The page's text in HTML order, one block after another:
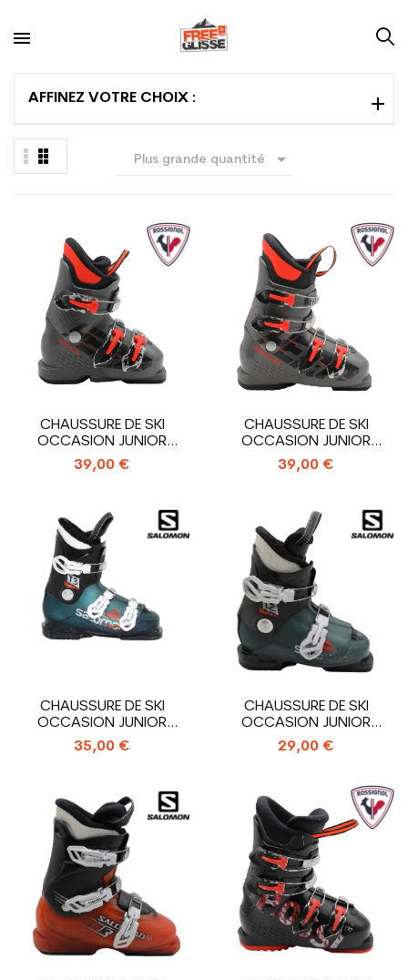
AFFINEZ VOTRE CHOIX :
Plus grande quantité 
CHAUSSURE DE SKI
OCCASION JUNIOR
ROSSIGNOL HERO J3_3...
39,00 €
CHAUSSURE DE SKI
OCCASION JUNIOR
ROSSIGNOL HERO J4_4...
39,00 €
CHAUSSURE DE SKI
OCCASION JUNIOR
SALOMON T3 RT_3...
35,00 €
CHAUSSURE DE SKI
OCCASION JUNIOR
SALOMON T2 RT_2...
29,00 €